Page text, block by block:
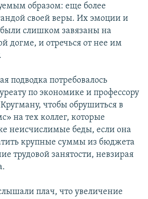
образом: еще более
своей веры. Их эмоции и
слишком завязаны на
догме, и отречься от нее им
подводка потребовалось
по экономике и профессору
чтобы обрушиться в
на тех коллег, которые
неисчислимые беды, если она
крупные суммы из бюджета
трудовой занятости, невзирая
плач, что увеличение